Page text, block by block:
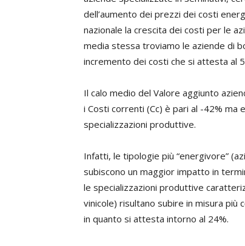
dell’aumento dei prezzi dei costi
nazionale la crescita dei costi per le
media stessa troviamo le aziende di
incremento dei costi che si attesta al
Il calo medio del Valore aggiunto
i Costi correnti (Cc) è pari al -42% ma
specializzazioni produttive.
Infatti, le tipologie più “energivore”
subiscono un maggior impatto in
le specializzazioni produttive
vinicole) risultano subire in misura più
in quanto si attesta intorno al 24%.